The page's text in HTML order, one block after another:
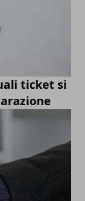
ticket si